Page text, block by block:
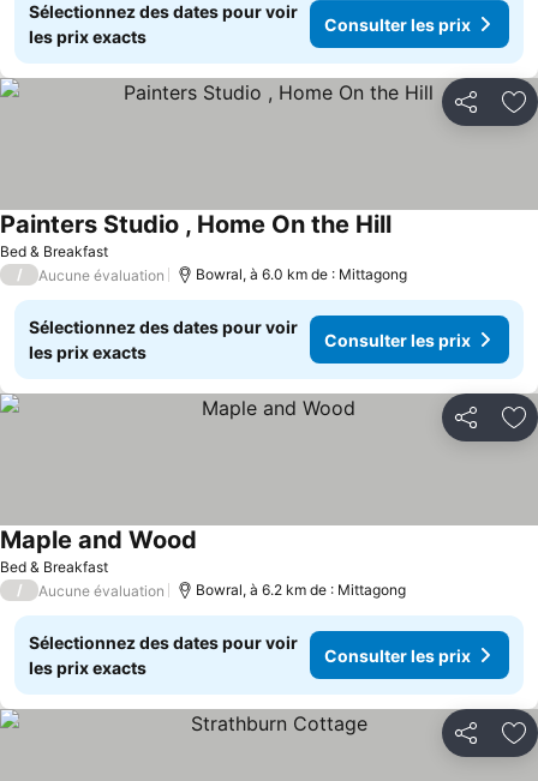
Sélectionnez des dates pour voir
les prix exacts
Consulter les prix
Partager
Bed & Breakfast
Painters Studio , Home On the Hill
/ Aucune évaluation Bowral, à 6.0 km de : Mittagong
Sélectionnez des dates pour voir
les prix exacts
Consulter les prix
Partager
Bed & Breakfast
Maple and Wood
/ Aucune évaluation Bowral, à 6.2 km de : Mittagong
Sélectionnez des dates pour voir
les prix exacts
Consulter les prix
Partager